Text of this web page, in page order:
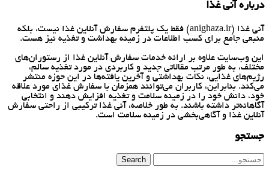
درباره آنی غذا
آنی غذا (anighaza.ir) فقط یک پلتفرم سفارش آنلاین غذا نیست، بلکه
منبعی جامع برای کسب اطلاعات در زمینه بهداشت و تغذیه نیز هست.
این وب‌سایت علاوه بر ارائه خدمات سفارش آنلاین غذا از رستوران‌های
مختلف، به طور مرتب مقالاتی جدید و کاربردی در مورد تغذیه سالم،
رژیم‌های غذایی، نکات بهداشتی و آخرین یافته‌ها در این حوزه منتشر
می‌کند. بنابراین، کاربران می‌توانند همزمان با سفارش غذای مورد علاقه
خود، دانش خود را در زمینه سلامت و تغذیه افزایش دهند و انتخابی
آگاهانه‌تر داشته باشند. به طور خلاصه، آنی غذا ترکیبی از راحتی سفارش
آنلاین غذا و آگاهی‌بخشی در زمینه سلامت است.
جستجو
Search